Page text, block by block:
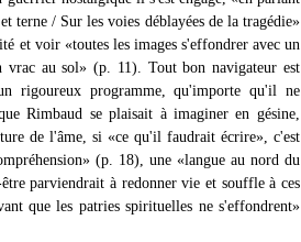
terne / Sur les voies déblayées de la tragédie»
et voir «toutes les images s'effondrer avec un
vrac au sol» (p. 11). Tout bon navigateur est
rigoureux programme, qu'importe qu'il ne
Rimbaud se plaisait à imaginer en gésine,
de l'âme, si «ce qu'il faudrait écrire», c'est
(p. 18), une «langue au nord du
parviendrait à redonner vie et souffle à ces
que les patries spirituelles ne s'effondrent»